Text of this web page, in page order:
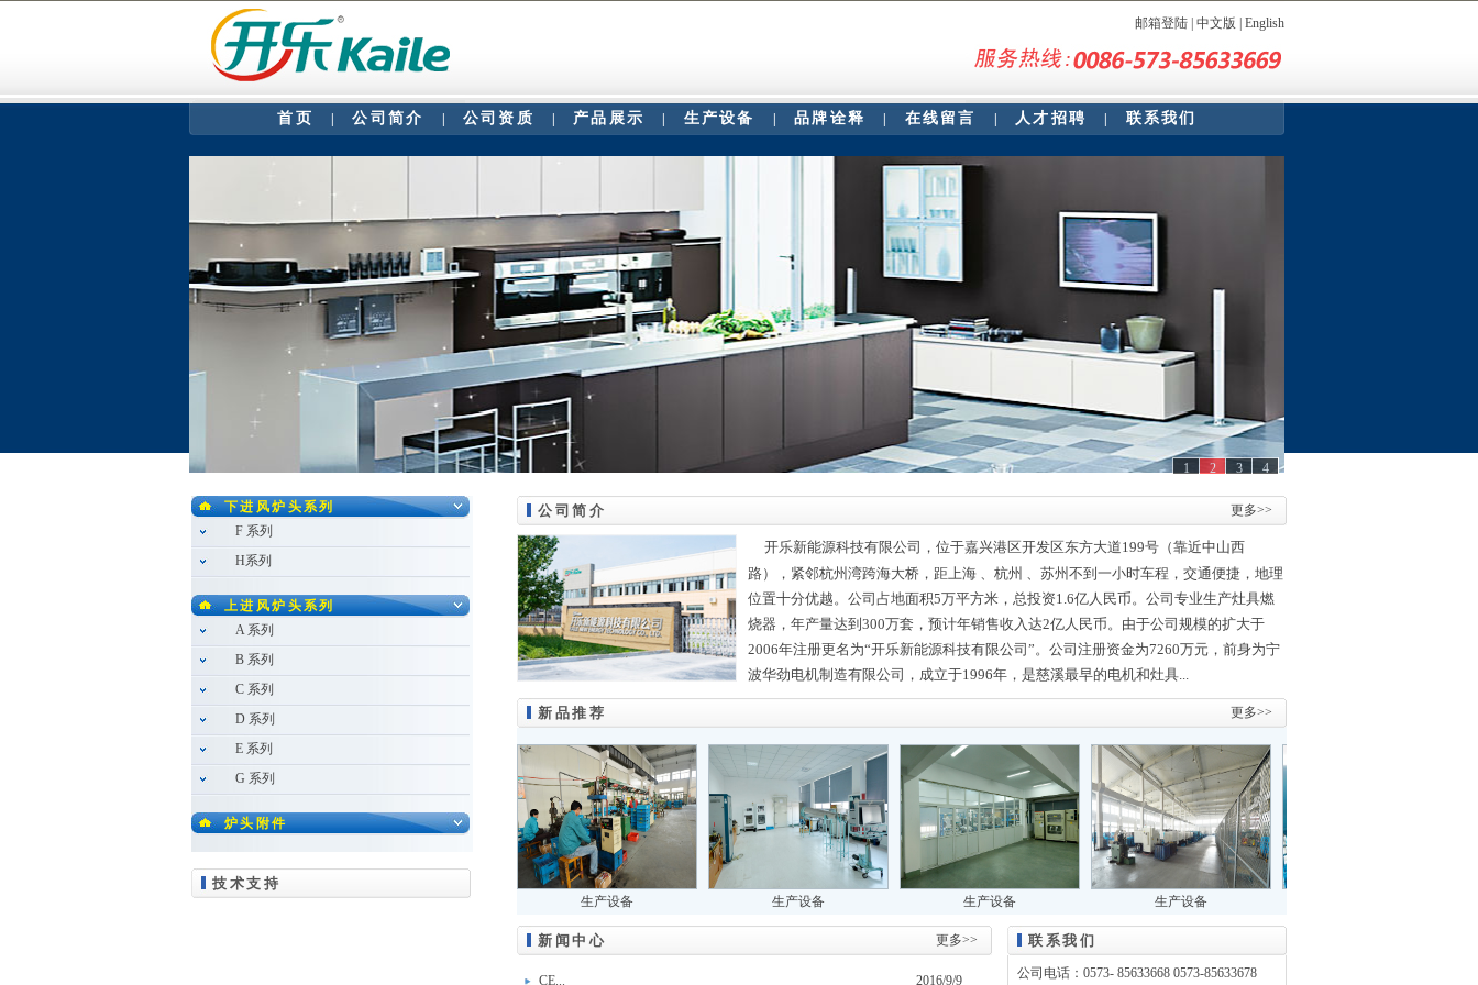
邮箱登陆 中文版 English
首页 |公司简介 公司资质 产品展示 生产设备 |品牌诠释 在线留言 人才招聘 联系我们
4
3
2
1
下进风炉头系列
F 系列
H系列
上进风炉头系列
A 系列
B 系列
C 系列
D 系列
E 系列
G 系列
炉头附件
技术支持
公司简介 更多>>
开乐新能源科技有限公司，位于嘉兴港区开发区东方大道199号（靠近中山西
路），紧邻杭州湾跨海大桥，距上海 、杭州 、苏州不到一小时车程，交通便捷，地理
位置十分优越。公司占地面积5万平方米，总投资1.6亿人民币。公司专业生产灶具燃
烧器，年产量达到300万套，预计年销售收入达2亿人民币。由于公司规模的扩大于
2006年注册更名为“开乐新能源科技有限公司”。公司注册资金为7260万元，前身为宁
波华劲电机制造有限公司，成立于1996年，是慈溪最早的电机和灶具...
新品推荐 更多>>
生产设备 生产设备 生产设备 生产设备
新闻中心 更多>>
CE... 2016/9/9
联系我们
公司电话：0573- 85633668 0573-85633678